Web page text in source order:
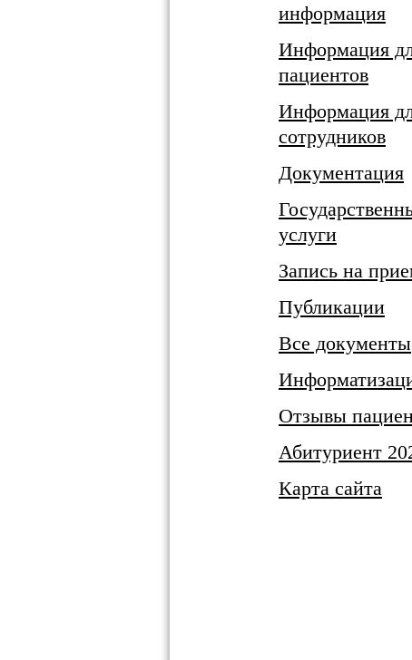
информация
Информация
пациентов
Информация
сотрудников
Документация
услуги
Запись на
Публикации
Все документы
Отзывы
Абитуриент
Карта сайта